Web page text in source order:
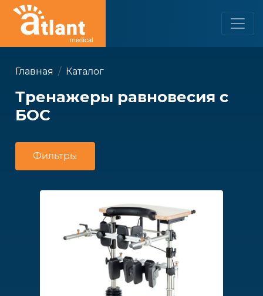
Главная Каталог
Тренажеры равновесия с
БОС
Фильтры